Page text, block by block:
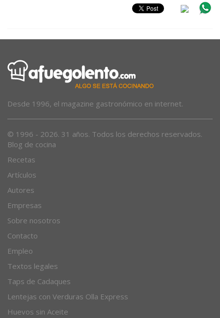
Desde 1996, el magazine gastronómico en internet.
© 1996 - 2026. 31 años. Todos los derechos reservados.
Blog de cocina
Recetas
Artículos
Autores
Empresas
Sobre nosotros
Contacto
Empleo
Textos legales
Taps de Cadaques
Lentejas con Verduras Olla Express
Huevos sin Aceite